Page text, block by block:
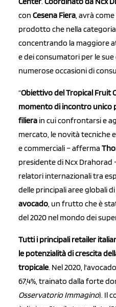
con Cesena Fiera, avrà
prodotto che nella
concentrando la maggiore
e dei consumatori per le
numerose occasioni di
“Obiettivo del Tropical Fruit
momento di incontro unico
filiera in cui confrontarsi e
mercato, le novità tecniche
e commerciali – afferma
presidente di Ncx Drahorad
relatori internazionali tra
delle principali aree globali
avocado, un frutto che è
del 2020 nel mondo dei
Tutti i principali retailer
le potenzialità di crescita
tropicale. Nel 2020,
67,4%, trainato dalla forte
Osservatorio Immagino). Il